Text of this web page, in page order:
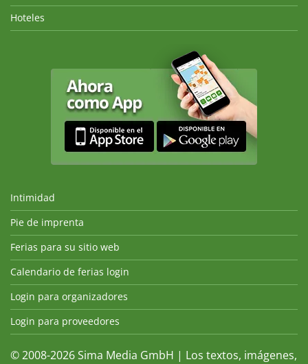
Hoteles
Intimidad
Pie de imprenta
Ferias para su sitio web
Calendario de ferias login
Login para organizadores
Login para proveedores
© 2008-2026 Sima Media GmbH | Los textos, imágenes,